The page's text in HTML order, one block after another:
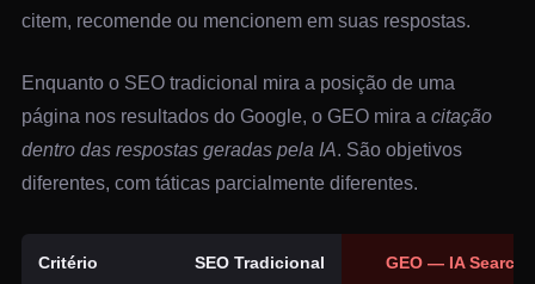
citem, recomende ou mencionem em suas respostas.
Enquanto o SEO tradicional mira a posição de uma
página nos resultados do Google, o GEO mira a citação
dentro das respostas geradas pela IA. São objetivos
diferentes, com táticas parcialmente diferentes.
Critério SEO Tradicional GEO — IA Search